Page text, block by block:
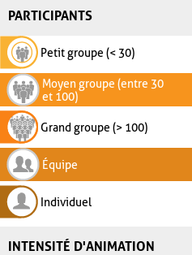
PARTICIPANTS
Petit groupe (< 30)
Moyen groupe (entre 30
et 100)
Grand groupe (> 100)
Équipe
Individuel
INTENSITÉ D'ANIMATION